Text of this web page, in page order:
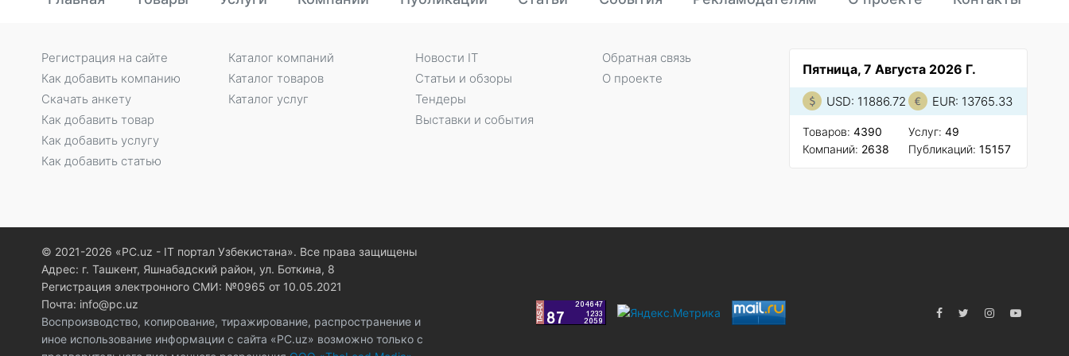
Пятница, 7 Августа 2026 Г.
USD: 11886.72 EUR: 13765.33
Товаров: 4390
Компаний: 2638
Услуг: 49
Публикаций: 15157
Регистрация на сайте
Как добавить компанию
Скачать анкету
Как добавить товар
Как добавить услугу
Как добавить статью
Каталог компаний
Каталог товаров
Каталог услуг
Новости IT
Статьи и обзоры
Тендеры
Выставки и события
Обратная связь
О проекте
© 2021-2026 «PC.uz - IT портал Узбекистана». Все права защищены
Адрес: г. Ташкент, Яшнабадский район, ул. Боткина, 8
Регистрация электронного СМИ: №0965 от 10.05.2021
Почта: info@pc.uz
Воспроизводство, копирование, тиражирование, распространение и
иное использование информации с сайта «PC.uz» возможно только с